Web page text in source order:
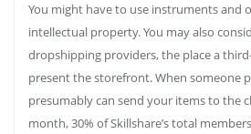
You might have to use instruments and
intellectual property. You may also
dropshipping providers, the place a
present the storefront. When someone
presumably can send your items to the
month, 30% of Skillshare’s total